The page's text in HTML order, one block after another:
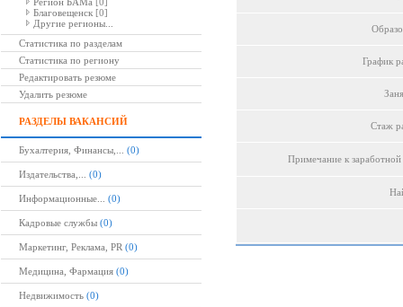
Благовещенск [0]
Другие регионы...
Статистика по разделам
Статистика по региону
Редактировать резюме
Удалить резюме
РАЗДЕЛЫ ВАКАНСИЙ
Бухалтерия, Финансы,... (0)
Издательства,... (0)
Информационные... (0)
Кадровые службы (0)
Маркетинг, Реклама, PR (0)
Медицина, Фармация (0)
Недвижимость (0)
График
Стаж
Примечание к заработной